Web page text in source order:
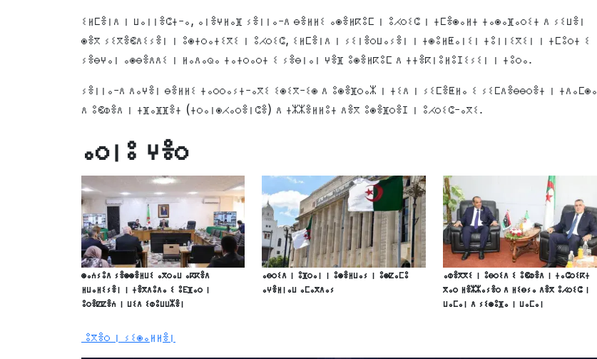
ⵉⵍⵎⴻⵏⴷ ⵏ ⵡⴰⵏⵏⴻⵛⵜ-ⴰ, ⴰⵏⴻⵖⵍⴰⴼ ⵢⴻⵏⵏⴰ-ⴷ ⴱⴻⵍⵍⵉ ⴰⵙⴻⵍⴽⵓⵎ ⵏ ⵓⵃⵔⵉⵛ ⵏ ⵜⵎⴻⵙⴰⵍⵜ ⵜⴰⵙⴰⴼⴰⵔⵉⵜ ⴷ ⵢⵉⵡⴻⵏ
ⵙⴻⴳ ⵢⵉⴳⴻⵞⴷⵉⵢⴻⵏ ⵏ ⵓⵙⵜⵔⴰⵜⵉⴳⵉ ⵏ ⵓⵃⵔⵉⵛ, ⵉⵍⵎⴻⵏⴷ ⵏ ⵢⵉⵏⴻⵔⵡⴰⵢⴻⵏ ⵏ ⵜⵙⵓⵍⵟⴰⵏⵉⵏ ⵜⵓⵏⵏⵉⴳⵉⵏ ⵏ ⵜⵎⵓⵔⵜ ⵉ
ⵢⴻⴱⵖⴰⵏ ⴰⵙⴱⴻⴷⴷⵉ ⵏ ⵍⴰⴷⴰⵕⴰ ⵜⴰⵜⵔⴰⵔⵜ ⵉ ⵢⴻⴱⵏⴰⵏ ⵖⴻⴼ ⵓⵙⴻⵍⴽⵓⵎ ⴷ ⵜⵜⴻⴽⵏⵓⵍⵓⵊⵉⵢⵉⵏ ⵏ ⵜⵓⵔⴰ.
ⵢⴻⵏⵏⴰ-ⴷ ⴷⴰⵖⴻⵏ ⴱⴻⵍⵍⵉ ⵜⴰⵔⵔⴰⵢⵜ-ⴰⴳⵉ ⵉⵙⵉⴳ-ⵉⵙ ⴷ ⵓⵙⴻⴼⵔⴰⵣ ⵏ ⵜⵉⴷ ⵏ ⵢⵉⵎⴻⵟⵍⴰ ⵉ ⵢⵉⵎⴷⴻⴱⴱⵔⴻⵜ ⵏ ⵜⴷⴰⵎⵙⴰ
ⴷ ⵓⵞⵀⴻⴷ ⵏ ⵜⴼⴰⴼⴼⴻⵜ (ⵜⵔⴰⵏⵙⵃⴰⵔⴻⵏⵛⴻ) ⴷ ⵜⵣⵣⴻⵍⵍⵓⵜ ⴷⴻⴳ ⵓⵙⴻⴼⵔⴻⵊ ⵏ ⵓⵃⵔⵉⵛ-ⴰⴳⵉ.
ⴰⵔⵏⵓ ⵖⴻⵔ
ⵙⴰⵄⵢⵓⴷ ⵢⴻⵙⵙⴻⵍⵡⵉ ⴰⴳⵔⴰⵡ ⴰⴽⴽⴻⴷ
ⵍⵡⴰⵍⵉⵢⴻⵏ ⵏ ⵜⴻⴳⴷⵓⴷⴰ ⵉ ⵓⴹⴼⴰⵔ ⵏ
ⵓⵔⴻⵇⵇⴻⵄ ⵏ ⵡⵉⴷ ⵉⵀⵓⵡⵡⵣⴻⵏ
ⴰⴱⵔⵉⴷ ⵏ ⵓⴼⵔⴰⵏ ⵏ ⵓⵙⴻⵍⵡⴰⵢ ⵏ ⵓⵙⵇⴰⵎⵓ
ⴰⵖⴻⵍⵏⴰⵡ ⴰⵎⴰⴳⴷⴰⵢ
ⴰⵀⴻⴳⴳⵉ ⵏ ⵓⴱⵔⵉⴷ ⵉ ⵓⵞⵀⴻⴷ ⵏ ⵜⴰⵛⵔⵉⴽⵜ
ⴳⴰⵔ ⵍⴻⵣⵣⴰⵢⴻⵔ ⴷ ⵍⵉⴱⵢⴰ ⴷⴻⴳ ⵓⵃⵔⵉⵛ ⵏ
ⵡⴰⵎⴰⵏ ⴷ ⵢⵉⵙⵓⴼⴰ ⵏ ⵡⴰⵎⴰⵏ
ⵓⴳⴻⵔ ⵏ ⵢⵉⵙⴰⵍⵍⴻⵏ